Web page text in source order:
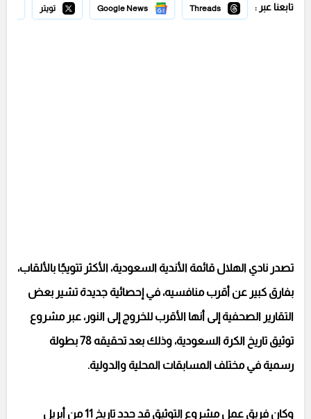
تابعنا عبر : Threads
Google News تويتر
تصدر نادي الهلال قائمة الأندية السعودية، الأكثر تتويجًا بالألقاب،
بفارق كبير عن أقرب منافسيه، في إحصائية جديدة تشير بعض
التقارير الصحفية إلى أنها الأقرب للخروج إلى النور، عبر مشروع
توثيق تاريخ الكرة السعودية، وذلك بعد تحقيقه 78 بطولة
رسمية في مختلف المسابقات المحلية والدولية.
وكان فريق عمل مشروع التوثيق قد حدد تاريخ 11 من أبريل